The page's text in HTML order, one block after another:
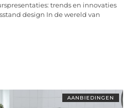
trends en innovaties
design In de wereld van
AANBIEDINGEN